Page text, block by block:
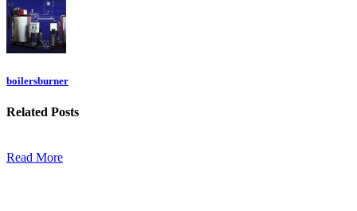
boilersburner
Related Posts
Read More